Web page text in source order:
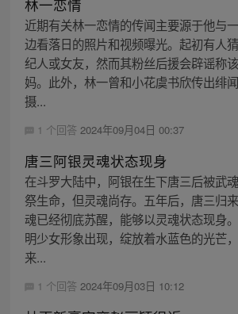
林一恋情
近期有关林一恋情的传闻主要源于他与
边看落日的照片和视频曝光。起初有人
纪人或女友，然而其粉丝后援会辟谣称
妈。此外，林一曾和小花虞书欣传出绯
摄...
1 个回答 2024年09月04日 00:37
唐三阿银灵魂状态现身
在斗罗大陆中，阿银在生下唐三后被武
祭生命，但灵魂尚存。五年后，唐三归
魂已经彻底苏醒，能够以灵魂状态现身
明少女形象出现，绽放着水蓝色的光芒
来...
1 个回答 2024年09月03日 10:12